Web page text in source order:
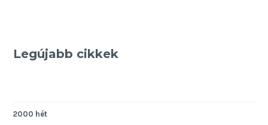
Legújabb cikkek
2000 hét